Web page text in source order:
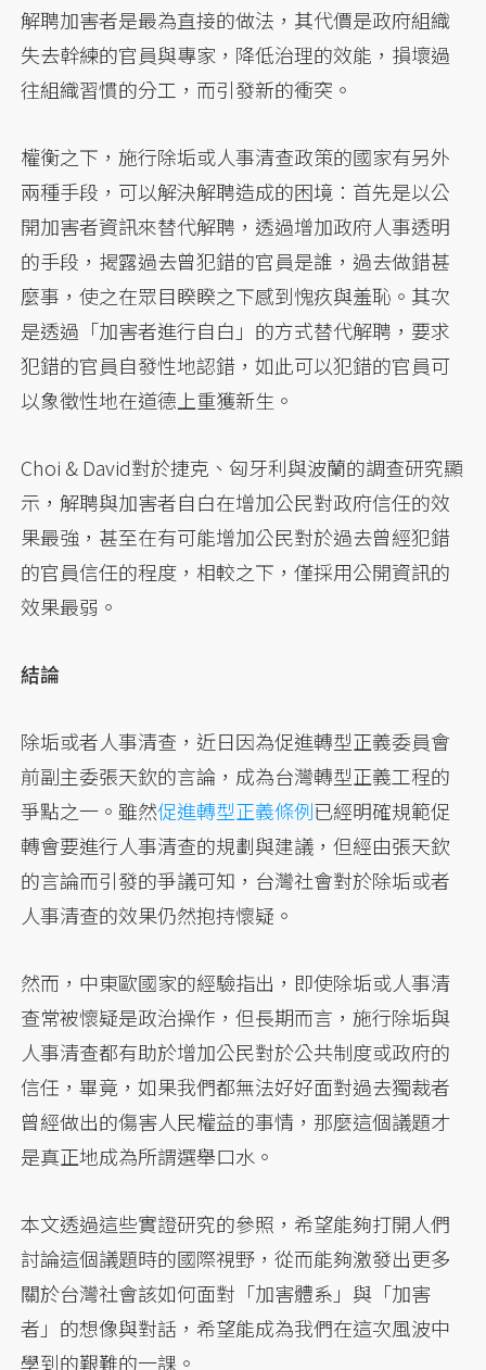
解聘加害者是最為直接的做法，其代價是政府組織
失去幹練的官員與專家，降低治理的效能，損壞過
往組織習慣的分工，而引發新的衝突。
權衡之下，施行除垢或人事清查政策的國家有另外
兩種手段，可以解決解聘造成的困境：首先是以公
開加害者資訊來替代解聘，透過增加政府人事透明
的手段，揭露過去曾犯錯的官員是誰，過去做錯甚
麼事，使之在眾目睽睽之下感到愧疚與羞恥。其次
是透過「加害者進行自白」的方式替代解聘，要求
犯錯的官員自發性地認錯，如此可以犯錯的官員可
以象徵性地在道德上重獲新生。
Choi & David對於捷克、匈牙利與波蘭的調查研究顯
示，解聘與加害者自白在增加公民對政府信任的效
果最強，甚至在有可能增加公民對於過去曾經犯錯
的官員信任的程度，相較之下，僅採用公開資訊的
效果最弱。
結論
除垢或者人事清查，近日因為促進轉型正義委員會
前副主委張天欽的言論，成為台灣轉型正義工程的
爭點之一。雖然促進轉型正義條例已經明確規範促
轉會要進行人事清查的規劃與建議，但經由張天欽
的言論而引發的爭議可知，台灣社會對於除垢或者
人事清查的效果仍然抱持懷疑。
然而，中東歐國家的經驗指出，即使除垢或人事清
查常被懷疑是政治操作，但長期而言，施行除垢與
人事清查都有助於增加公民對於公共制度或政府的
信任，畢竟，如果我們都無法好好面對過去獨裁者
曾經做出的傷害人民權益的事情，那麼這個議題才
是真正地成為所謂選舉口水。
本文透過這些實證研究的參照，希望能夠打開人們
討論這個議題時的國際視野，從而能夠激發出更多
關於台灣社會該如何面對「加害體系」與「加害
者」的想像與對話，希望能成為我們在這次風波中
學到的艱難的一課。